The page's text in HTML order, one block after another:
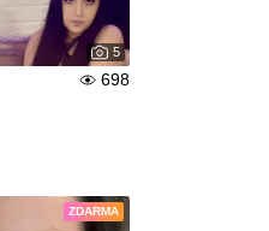
5
698
ZDARMA